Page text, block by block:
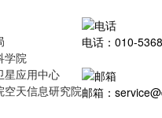
学院
星应用中心
空天信息研究院
电话：010-
邮箱：